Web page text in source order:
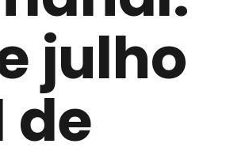
julho
de